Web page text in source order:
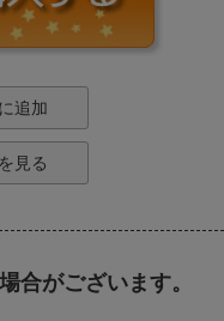
追加
見る
合がございます。